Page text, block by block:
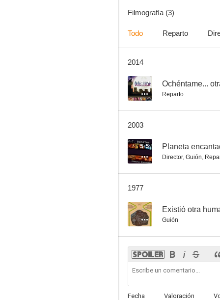
Filmografía (3)
Todo Reparto
2014
8.7 Ochéntame...
Reparto
2003
5.5 Planeta
Director, Guión,
1977
-- Existió otra
Guión
Fecha Valoración